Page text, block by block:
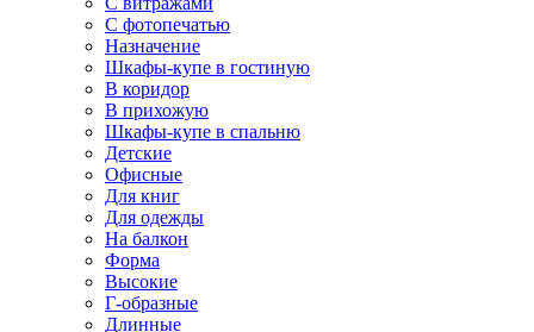
С фотопечатью
Назначение
Шкафы-купе в гостиную
В коридор
В прихожую
Шкафы-купе в спальню
Детские
Офисные
Для книг
Для одежды
На балкон
Форма
Высокие
Г-образные
Длинные